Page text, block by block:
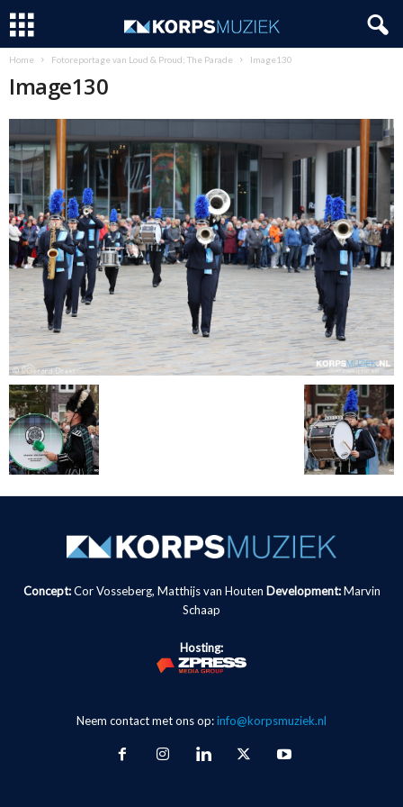
Home Fotoreportage van Loud & Proud; The Parade Image130
Image130
Concept:Cor Vosseberg, Matthijs van Houten Development: Marvin
Schaap
Hosting:
Neem contact met ons op:info@korpsmuziek.nl